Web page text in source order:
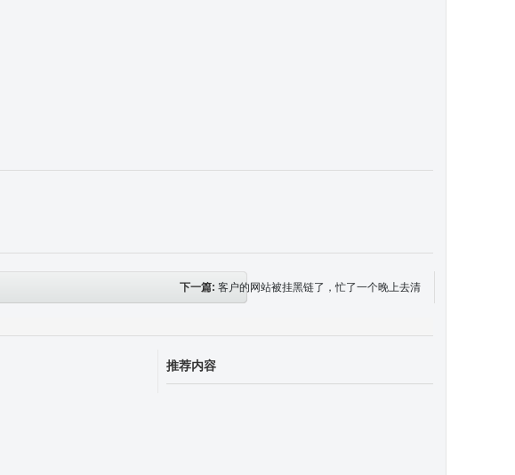
下一篇:客户的网站被挂黑链了，忙了一个晚上去清
推荐内容